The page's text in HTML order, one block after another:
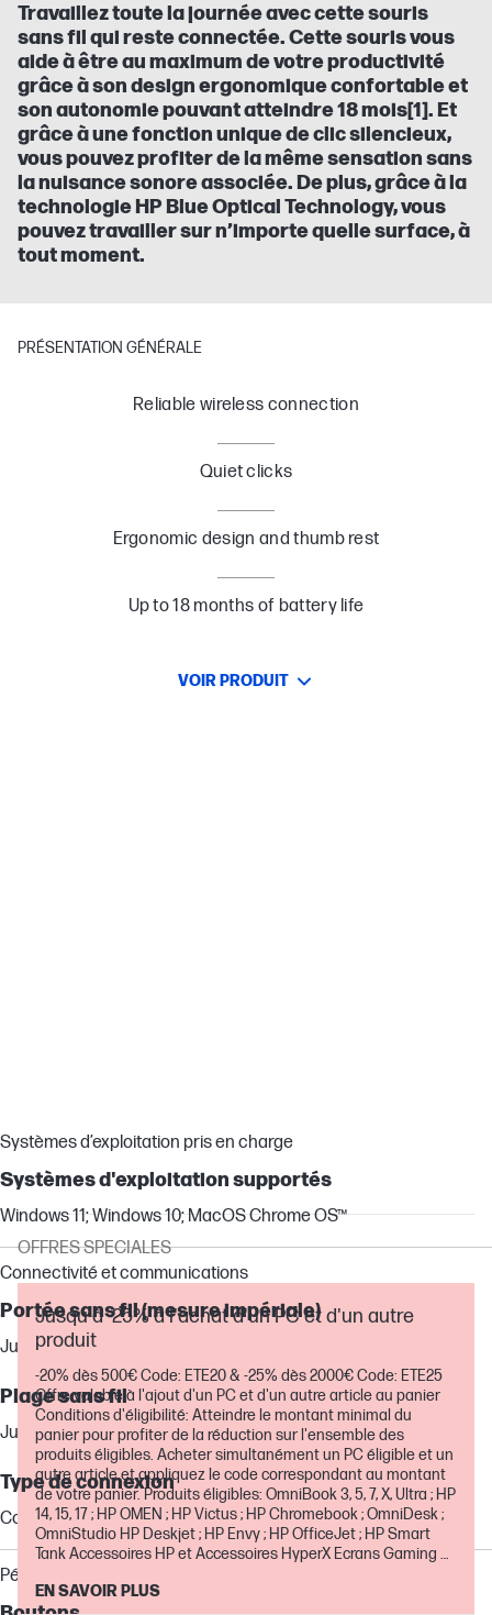
Travaillez toute la journée avec cette souris
sans fil qui reste connectée. Cette souris vous
aide à être au maximum de votre productivité
grâce à son design ergonomique confortable et
son autonomie pouvant atteindre 18 mois[1]. Et
grâce à une fonction unique de clic silencieux,
vous pouvez profiter de la même sensation sans
la nuisance sonore associée. De plus, grâce à la
technologie HP Blue Optical Technology, vous
pouvez travailler sur n’importe quelle surface, à
tout moment.
PRÉSENTATION GÉNÉRALE
Reliable wireless connection
Quiet clicks
Ergonomic design and thumb rest
Up to 18 months of battery life
VOIR PRODUIT
Systèmes d’exploitation pris en charge
Systèmes d'exploitation supportés
Windows 11; Windows 10; MacOS Chrome OS™
Connectivité et communications
Portée sans fil (mesure impériale)
Jusqu’à 32,81 pieds en zone ouverte
Plage sans fil
Jusqu’à 10 m en zone ouverte
Type de connexion
Connexion sans fil 2,4 GHz
Périphériques d'entrée et multimédia
OFFRES SPECIALES
Jusqu'à -25% à l'achat d'un PC et d'un autre
produit
-20% dès 500€ Code: ETE20 & -25% dès 2000€ Code: ETE25
Offre valable à l'ajout d'un PC et d'un autre article au panier
Conditions d'éligibilité: Atteindre le montant minimal du
panier pour profiter de la réduction sur l'ensemble des
produits éligibles. Acheter simultanément un PC éligible et un
autre article et appliquez le code correspondant au montant
de votre panier. Produits éligibles: OmniBook 3, 5, 7, X, Ultra ; HP
14, 15, 17 ; HP OMEN ; HP Victus ; HP Chromebook ; OmniDesk ;
OmniStudio HP Deskjet ; HP Envy ; HP OfficeJet ; HP Smart
Tank Accessoires HP et Accessoires HyperX Ecrans Gaming et
Offre valable jusqu'au 30 août inclus
EN SAVOIR PLUS